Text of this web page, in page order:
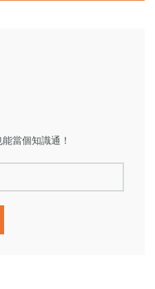
當個知識通！